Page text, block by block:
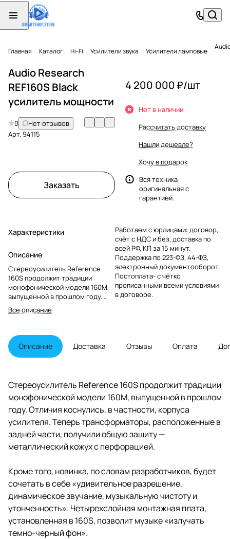
Главная Каталог Hi-Fi Усилители звука Усилители ламповые
Audio Research
REF160S Black
усилитель мощности
0
Нет отзывов
Арт.94115
Заказать
Характеристики
Описание
Стереоусилитель Reference
160S продолжит традиции
монофонической модели 160M,
выпущенной в прошлом году.
Отличия коснулись, в частности,
корпуса усилителя. Теперь
расположенные в задней части,
получили общую защиту —
металлический кожух с
Все описание
4 200 000 ₽/шт
Нет в наличии
Рассчитать доставку
Нашли дешевле?
Хочу в подарок
Вся техника
оригинальная с
гарантией.
Работаем с юрлицами: договор,
счёт с НДС и без, доставка по
всей РФ, КП за 15 минут.
Поддержка по 223-ФЗ, 44-ФЗ,
электронный документооборот.
Постоплата- с чётко
прописанными всеми условиями
в договоре.
Описание Доставка Отзывы Оплата
Стереоусилитель Reference 160S продолжит традиции
монофонической модели 160M, выпущенной в прошлом
году. Отличия коснулись, в частности, корпуса
усилителя. Теперь трансформаторы, расположенные в
задней части, получили общую защиту —
металлический кожух с перфорацией.
Кроме того, новинка, по словам разработчиков, будет
сочетать в себе «удивительное разрешение,
динамическое звучание, музыкальную чистоту и
утонченность». Четырехслойная монтажная плата,
установленная в 160S, позволит музыке «излучать
темно-черный фон».